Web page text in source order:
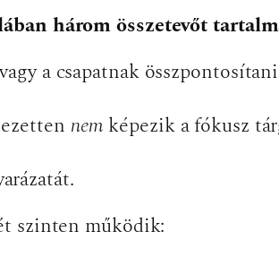
három összetevőt
a csapatnak
nem képezik a fókusz
szinten működik: